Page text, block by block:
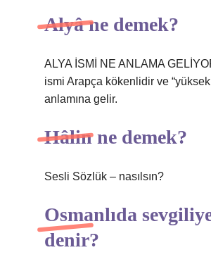
Alyâ ne demek?
ALYA İSMİ NE ANLAMA
ismi Arapça kökenlidir ve
anlamına gelir.
Hâlin ne demek?
Sesli Sözlük – nasılsın?
Osmanlıda
denir?